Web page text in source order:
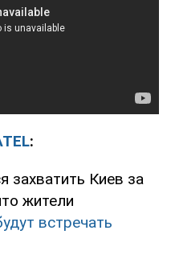
:
захватить Киев за
жители
встречать